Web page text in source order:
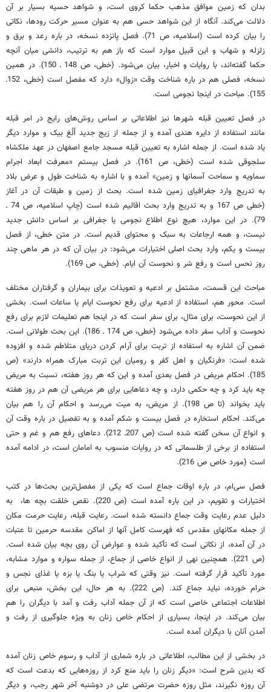
بدان که زمین موافق مذهب حکما کروی است، و شواهد حسیه بسیار بر آن
دلالت می‌کند. آنگاه از این شواهد حسی هم به عنوان مسیر حرکت رودها، نکاتی
را بیان کرده است (اسلامیه، ص 71). فصل پانزده نسخه، در باره رعد و برق و
زلزله و شهاب و این قبیل موارد است که باز هم به ترتیب، دانشی میان آنچه
حکما گفته‌اند، با روایات و اخبار، بیان می‌شود. (خطی، ص 148 ـ 150). در همین
نسخه، فصلی هم در باره شناخت وقت «زوال» دارد که مفصل است (خطی، 152ـ
155). مباحث در اینجا نجومی است.
در فصل تعیین قبله شهرها نیز اطلاعاتی بر اساس روش‌های رایج در امر قبله
مانند استفاده از دایره هندی آمده و از جمله از زیج جدید اُلُغ بیک و موارد دیگر
یاد شده است. از جمله اشاره به تعیین قبله مسجد جامع اصفهان در عهد ملکشاه
سلجوقی شده است (خطی، ص 161). در فصل بیستم «معرفت ابعاد اجرام
سماویه و سماحت آسمانها و زمین» آمده و با اشاره به شناخت طول و عرض بلاد
به تدریج وارد جغرافیای زمین شده است. بحث از زمین و طبقات آن در آغاز
(خطی ص 167 و به تدریج وارد بحث اقالیم شده است (چاپ اسلامیه، ص 74 ـ
79). در این موارد، هیچ نوع اطلاع نجومی یا جغرافی بر اساس دانش جدید
نیست، و همه ارجاعات به سبک و محتوای قدیم است. در متن خطی، از فصل
بیست و یکم، وارد بحث اصلی اختیارات می‌شود: در بیان آن که در هر ماهی چند
روز نحس است و رفع شر و نحوست آن ایام. (خطی، ص 169).
مباحث این قسمت، مشتمل بر ادعیه و تعویذات برای بیماران و گرفتاران مختلف
است. محور هم، استفاده از ادعیه برای رفع نحوست ایام یا ساعات است. بخشی
از این نحوست، برای مثال، برای سفر است که در اینجا هم تعلیمات لازم برای رفع
نحوست و آداب سفر داده می‌شود (خطی، ص 174 ـ 186). این بحث طولانی است.
ضمن آن اشاره به استفاده از تربت برای آرام کردن دریای متلاطم شده و افزوده
شده است: «فرنگیان و اهل کفر و رومیان این تربت مبارک همراه دارند» (ص
185). احکام مریض در فصل بعدی آمده و این که هر روز هفته، نسبت به مریض
چه باید کرد و چه حکمی دارد، و چه دعاهایی برای هر مریضی آن هم در روز هفته
باید بخواند (تا ص 198). از مریض، به میت می‌رسد و احکام آن را هم بیان
می‌کند. احکام استخاره در فصل بیست و شکم آمده و به تفصیل در باره وقت آن
و انواع آن سخن گفته شده است (ص 207ـ 212). دعاهای رفع هم و غم و حتی
استفاده از برخی از طلسماتی که در روایات منسوب به امامان است، در ادامه آمده
است (مورد خاص ص 216).
فصل سی‌ام، در باره اوقات جماع است که یکی از مفصل‌ترین بحث‌ها در کتب
اختیارات و تقویم، در این باره آمده است (ص 220). نقص خلقت بچه ها، به
دلیل عدم رعایت وقت جماع دانسته شده است. رعایت قبله، رعایت حرمت مکان
از جمله مکانهای مقدس که فهرست کامل آنها از اماکن مقدسه حرمین تا عتبات
در آن آمده، از نکاتی است که تأکید شده و عوارض آن روی بچه بیان شده است.
(ص 221). همچنین نهی از انواع خاصی از جماع، از جمله سواره و موارد مشابه،
مورد تأکید قرار گرفته است. نیز وقتی که شراب یا بنگ یا بزه یا غذای نجس و
حرام خورده، نباید جماع کند. (ص 222). به هر حال، این بخش، منبعی برای
اطلاعات اجتماعی خاصی است که از آن جمله آداب رفت و آمد با دیگران را هم
بیان می‌کند. در اینجا، بسیاری از احکام خاص زنان به ویژه جلوگیری از رفت و
آمدن آنان با دیگران آمده است.
در بخشی از این مطالب، اطلاعاتی در باره شماری از آداب و رسوم خاص زنان آمده
که بدین شرح است: «دیگر زنان را باید منع کرد از روزه‌هایی که بدعت است که
آن روزه نگیرند، مثل روزه حضرت مرتضی علی در دوشنبه آخر شهر رجب، و دیگر